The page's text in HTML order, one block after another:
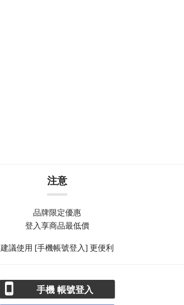
注意
品牌限定優惠
登入享商品最低價
建議使用 [手機帳號登入] 更便利
手機 帳號登入